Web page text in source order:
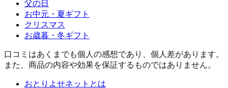
父の日
お中元・夏ギフト
クリスマス
お歳暮・冬ギフト
口コミはあくまでも個人の感想であり、個人差があります。
また、商品の内容や効果を保証するものではありません。
おとりよせネットとは